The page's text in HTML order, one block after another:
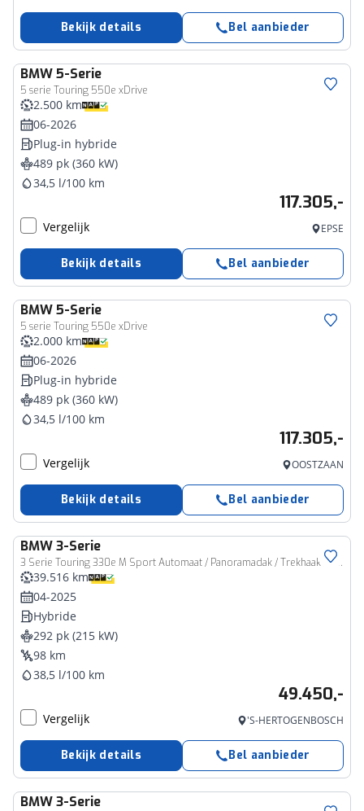
Bekijk details Bel aanbieder
BMW5-Serie
5 serie Touring 550e xDrive
2.500 km
06-2026
Plug-in hybride
489 pk (360 kW)
34,5 l/100 km
117.305,-
Vergelijk EPSE
Bekijk details Bel aanbieder
BMW5-Serie
5 serie Touring 550e xDrive
2.000 km
06-2026
Plug-in hybride
489 pk (360 kW)
34,5 l/100 km
117.305,-
Vergelijk OOSTZAAN
Bekijk details Bel aanbieder
BMW3-Serie
3 Serie Touring 330e M Sport Automaat / Panoramadak / Trekhaak / Sportstoelen / Adaptieve LED / Parking Assistant Plus / Comfort Access
39.516 km
04-2025
Hybride
292 pk (215 kW)
98 km
38,5 l/100 km
49.450,-
Vergelijk 'S-HERTOGENBOSCH
Bekijk details Bel aanbieder
BMW3-Serie